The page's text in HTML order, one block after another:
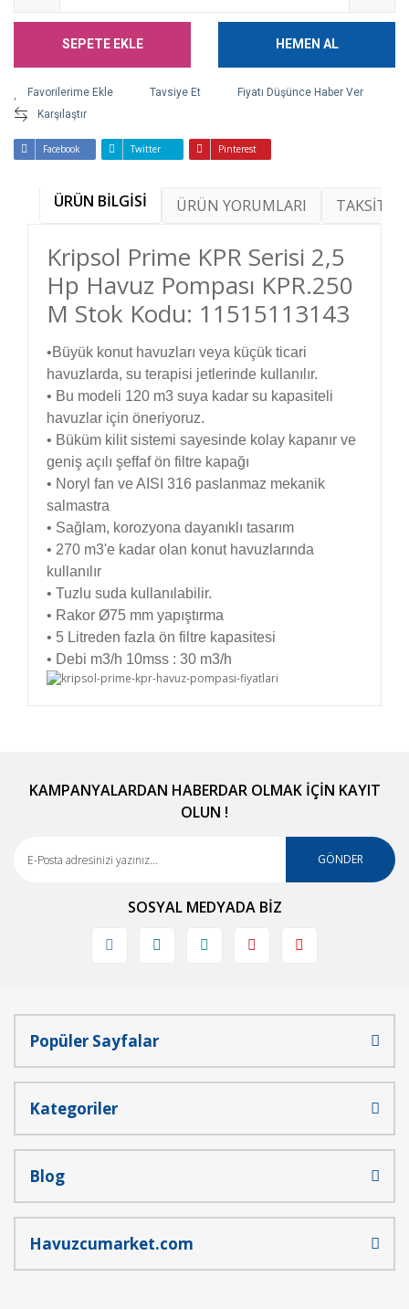
SEPETE EKLE HEMEN AL
Tavsiye Et
Fiyatı Düşünce Haber Ver
Karşılaştır
Facebook Twitter Pinterest
ÜRÜN BİLGİSİ ÜRÜN YORUMLARI TAKSİT
Kripsol Prime KPR Serisi 2,5
Hp Havuz Pompası KPR.250
M Stok Kodu: 11515113143
•Büyük konut havuzları veya küçük ticari
havuzlarda, su terapisi jetlerinde kullanılır.
• Bu modeli 120 m3 suya kadar su kapasiteli
havuzlar için öneriyoruz.
• Büküm kilit sistemi sayesinde kolay kapanır ve
geniş açılı şeffaf ön filtre kapağı
• Noryl fan ve AISI 316 paslanmaz mekanik
salmastra
• Sağlam, korozyona dayanıklı tasarım
• 270 m3'e kadar olan konut havuzlarında
kullanılır
• Tuzlu suda kullanılabilir.
• Rakor Ø75 mm yapıştırma
• 5 Litreden fazla ön filtre kapasitesi
• Debi m3/h 10mss : 30 m3/h
Yorum Yaz
Görüş ve önerileriniz için teşekkür ederiz.
Ürün resmi kalitesiz, bozuk veya görüntülenemiyor.
Ürün açıklamasında eksik bilgiler bulunuyor.
Ürün fiyatı diğer sitelerden daha pahalı.
Bu ürüne benzer farklı alternatifler olmalı.
KAMPANYALARDAN HABERDAR OLMAK İÇİN KAYIT
OLUN !
GÖNDER
SOSYAL MEDYADA BİZ
Popüler Sayfalar
Kategoriler
Blog
Havuzcumarket.com